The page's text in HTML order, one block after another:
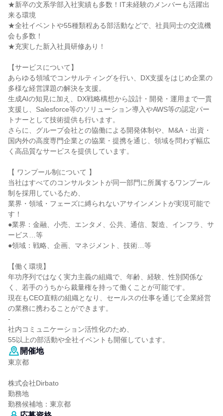
★新卒の文系学部入社実績も多数！IT未経験のメンバーも活躍出
来る環境
★全社イベントや55種類程ある部活動などで、社員同士の交流機
会も多数！
★充実した新入社員研修あり！
【サービスについて】
あらゆる領域でコンサルティングを行い、DX支援をはじめ企業の
多様な経営課題の解決を支援。
生成AIの知見に加え、DX戦略構想から設計・開発・運用まで一貫
支援し、Salesforce等のソリューション導入やAWS等の認定パー
トナーとして技術提供も行います。
さらに、グループ会社との協働による開発体制や、M&A・出資・
国内外の高度専門企業との協業・提携を通じ、領域を問わず幅広
く高品質なサービスを提供しています。
【 ワンプール制について 】
当社はすべてのコンサルタントが同一部門に所属するワンプール
制を採用しているため、
業界・領域・フェーズに縛られないアサインメントが実現可能で
す！
●業界：金融、小売、エンタメ、公共、通信、製造、インフラ、サ
ービス…等
●領域：戦略、企画、マネジメント、技術…等
【働く環境】
年功序列ではなく実力主義の組織で、年齢、経験、性別関係な
く、若手のうちから裁量権を持って働くことが可能です。
現在もCEO直轄の組織となり、セールスの仕事を通じて企業経営
の業務に携わることができます。
-
社内コミュニケーション活性化のため、
55以上の部活動や全社イベントも開催しています。
開催地
東京都
株式会社Dirbato
勤務地
勤務候補地：東京都